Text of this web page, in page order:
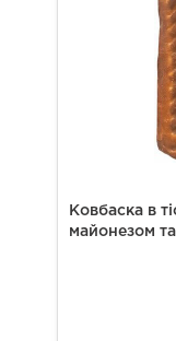
Ковбаска в
майонезом